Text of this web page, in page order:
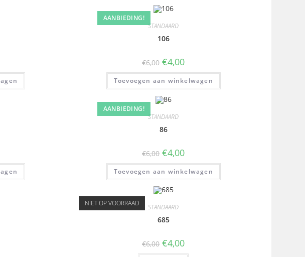
AANBIEDING!
STANDAARD
106
€6,00 €4,00
Toevoegen aan winkelwagen
AANBIEDING!
STANDAARD
86
€6,00 €4,00
Toevoegen aan winkelwagen
NIET OP VOORRAAD STANDAARD
685
€6,00 €4,00